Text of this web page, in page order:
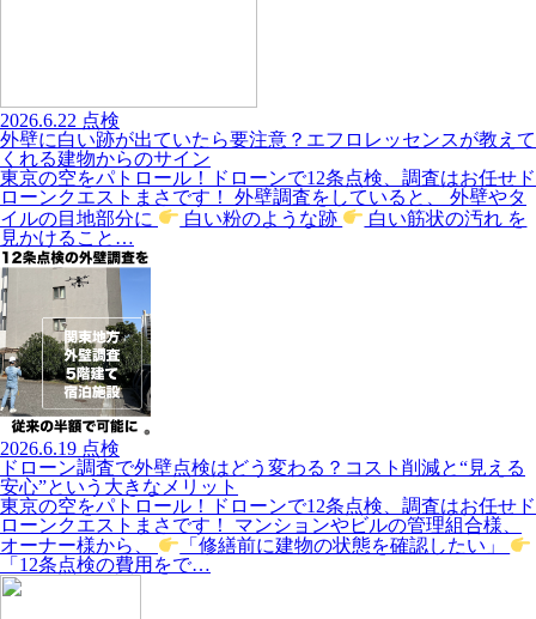
2026.6.22 点検
外壁に白い跡が出ていたら要注意？エフロレッセンスが教えて
くれる建物からのサイン
東京の空をパトロール！ドローンで12条点検、調査はお任せド
ローンクエストまさです！ 外壁調査をしていると、 外壁やタ
イルの目地部分に
白い粉のような跡
白い筋状の汚れ を
見かけること…
2026.6.19 点検
ドローン調査で外壁点検はどう変わる？コスト削減と“見える
安心”という大きなメリット
東京の空をパトロール！ドローンで12条点検、調査はお任せド
ローンクエストまさです！ マンションやビルの管理組合様、
オーナー様から、
「修繕前に建物の状態を確認したい」
「12条点検の費用をで…